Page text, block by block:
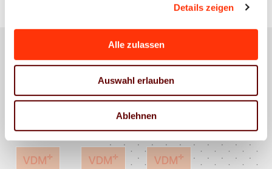
Details zeigen
Alle zulassen
Auswahl erlauben
Ablehnen
Das könnte Sie auch
interessieren